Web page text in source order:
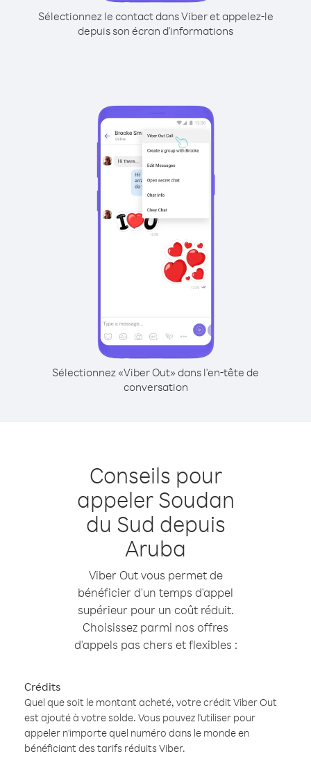
Sélectionnez le contact dans Viber et appelez-le
depuis son écran d'informations
Sélectionnez «Viber Out» dans l'en-tête de
conversation
Conseils pour
appeler Soudan
du Sud depuis
Aruba
Viber Out vous permet de
bénéficier d'un temps d'appel
supérieur pour un coût réduit.
Choisissez parmi nos offres
d'appels pas chers et flexibles :
Crédits
Quel que soit le montant acheté, votre crédit Viber Out
est ajouté à votre solde. Vous pouvez l'utiliser pour
appeler n'importe quel numéro dans le monde en
bénéficiant des tarifs réduits Viber.